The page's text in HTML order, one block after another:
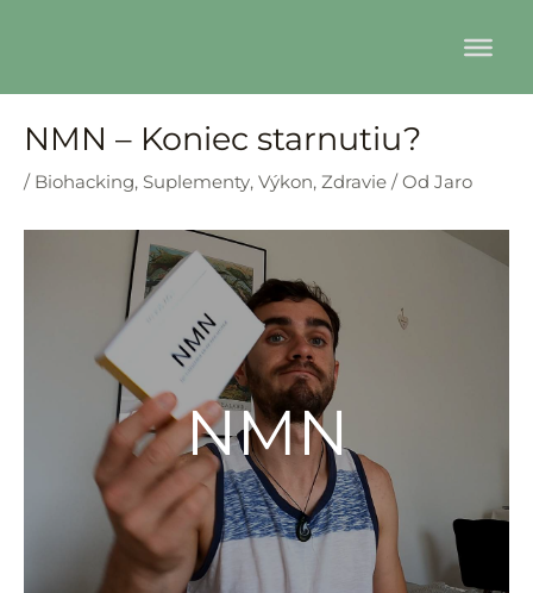
NMN – Koniec starnutiu?
/ Biohacking, Suplementy, Výkon, Zdravie / Od Jaro
NMN